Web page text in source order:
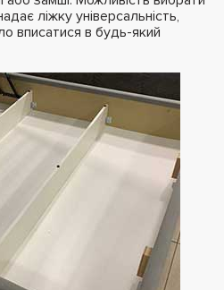
ліжку універсальність,
вписатися в будь-який